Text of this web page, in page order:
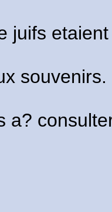
juifs
souvenirs.
a?